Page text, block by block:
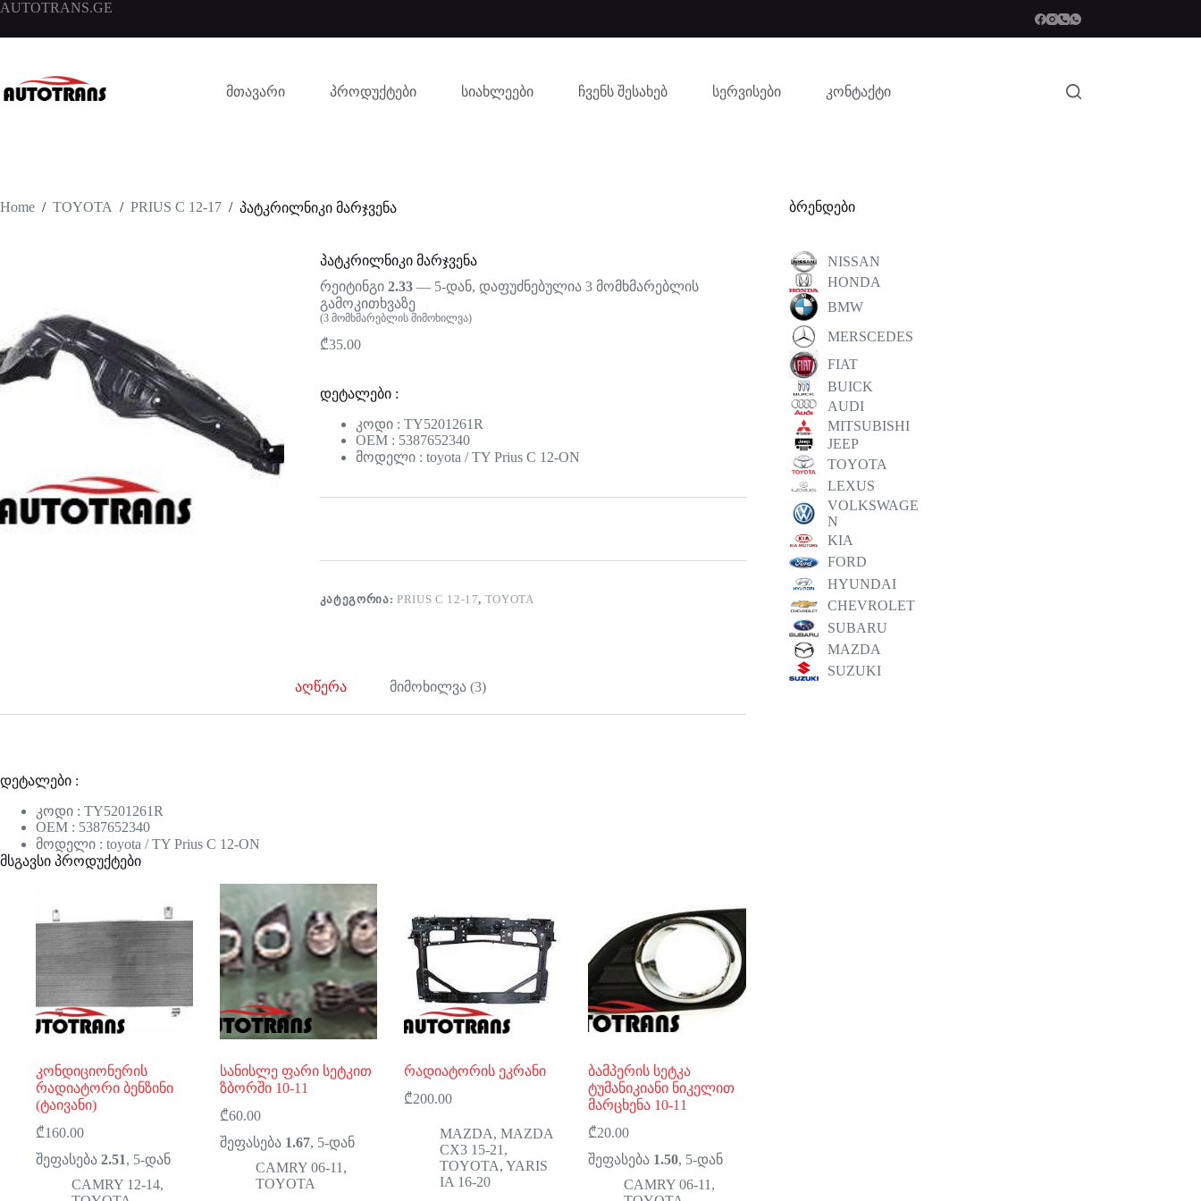
AUTOTRANS.GE
მთავარი პროდუქტები სიახლეები ჩვენს შესახებ სერვისები კონტაქტი
Home / TOYOTA / PRIUS C 12-17 / პატკრილნიკი მარჯვენა
პატკრილნიკი მარჯვენა
რეიტინგი 2.33— 5-დან, დაფუძნებულია 3მომხმარებლის
გამოკითხვაზე
(3მომხმარებლის მიმოხილვა)
₾35.00
დეტალები :
კოდი : TY5201261R
OEM : 5387652340
მოდელი : toyota / TY Prius C 12-ON
ᲙᲐᲢᲔᲒᲝᲠᲘᲐ: PRIUS C 12-17, TOYOTA
აღწერა მიმოხილვა (3)
დეტალები :
კოდი : TY5201261R
OEM : 5387652340
მოდელი : toyota / TY Prius C 12-ON
მსგავსი პროდუქტები
კონდიციონერის
რადიატორი ბენზინი
(ტაივანი)
₾160.00
შეფასება 2.51, 5-დან
CAMRY 12-14,
სანისლე ფარი სეტკით
ზბორში 10-11
₾60.00
შეფასება 1.67, 5-დან
CAMRY 06-11 ,
TOYOTA
რადიატორის ეკრანი
₾200.00
MAZDA,MAZDA
CX3 15-21 ,
TOYOTA,YARIS
IA 16-20
ბამპერის სეტკა
ტუმანიკიანი ნიკელით
მარცხენა 10-11
₾20.00
შეფასება 1.50, 5-დან
CAMRY 06-11 ,
ბრენდები
NISSAN
HONDA
BMW
MERSCEDES
FIAT
BUICK
AUDI
MITSUBISHI
JEEP
TOYOTA
LEXUS
VOLKSWAGE
N
KIA
FORD
HYUNDAI
CHEVROLET
SUBARU
MAZDA
SUZUKI